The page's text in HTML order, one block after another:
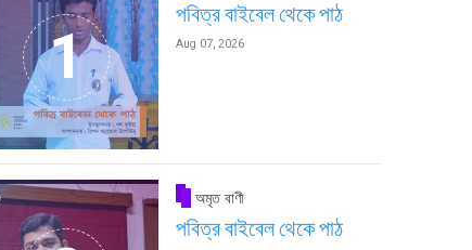
পবিত্র বাইবেল থেকে পাঠ
Aug 07, 2026
অমৃত বাণী
পবিত্র বাইবেল থেকে পাঠ